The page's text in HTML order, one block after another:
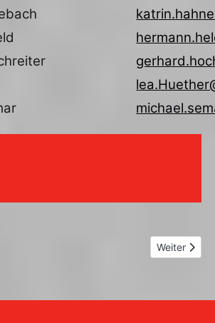
Mitgliedschaft Nächster
Weiter